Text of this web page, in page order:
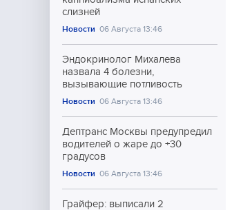
слизней
Новости 06 Августа 13:46
Эндокринолог Михалева
назвала 4 болезни,
вызывающие потливость
Новости 06 Августа 13:46
Дептранс Москвы предупредил
водителей о жаре до +30
градусов
Новости 06 Августа 13:46
Грайфер: выписали 2